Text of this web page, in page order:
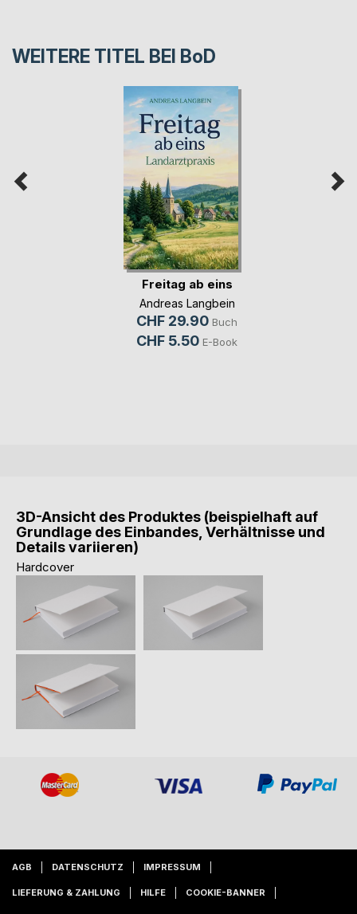
WEITERE TITEL BEI BoD
Freitag ab eins
Andreas Langbein
CHF 29.90 Buch
CHF 5.50 E-Book
3D-Ansicht des Produktes (beispielhaft auf
Grundlage des Einbandes, Verhältnisse und
Details variieren)
Hardcover
AGB DATENSCHUTZ IMPRESSUM
LIEFERUNG & ZAHLUNG HILFE COOKIE-BANNER